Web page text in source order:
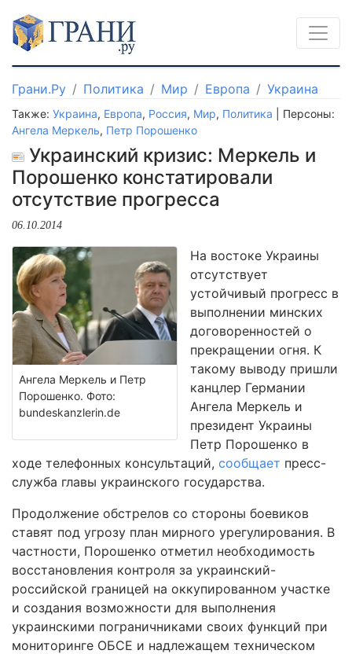
Грани.Ру Политика Мир Европа Украина
Также: Украина, Европа, Россия, Мир, Политика | Персоны:
Ангела Меркель, Петр Порошенко
Украинский кризис: Меркель и
Порошенко констатировали
отсутствие прогресса
06.10.2014
Ангела Меркель и Петр
Порошенко. Фото:
bundeskanzlerin.de
На востоке Украины
отсутствует
устойчивый прогресс в
выполнении минских
договоренностей о
прекращении огня. К
такому выводу пришли
канцлер Германии
Ангела Меркель и
президент Украины
Петр Порошенко в
ходе телефонных консультаций, сообщает пресс-
служба главы украинского государства.
Продолжение обстрелов со стороны боевиков
ставят под угрозу план мирного урегулирования. В
частности, Порошенко отметил необходимость
восстановления контроля за украинский-
российской границей на оккупированном участке
и создания возможности для выполнения
украинскими пограничниками своих функций при
мониторинге ОБСЕ и надлежащем техническом